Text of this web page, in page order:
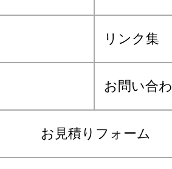
リンク集
お問い合
お見積りフォーム